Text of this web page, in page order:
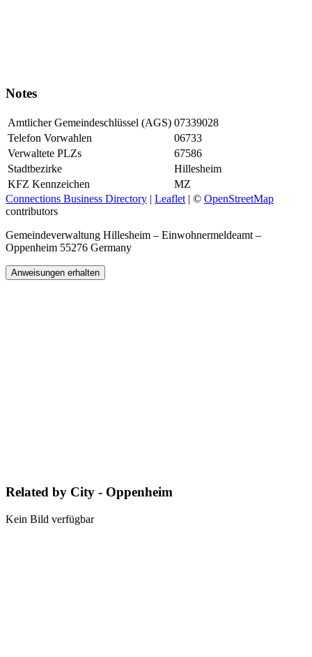
Notes
Amtlicher Gemeindeschlüssel (AGS) 07339028
Telefon Vorwahlen
06733
Verwaltete PLZs
67586
Stadtbezirke
Hillesheim
KFZ Kennzeichen
MZ
Connections Business Directory | Leaflet | © OpenStreetMap
contributors
Gemeindeverwaltung Hillesheim – Einwohnermeldeamt –
Oppenheim 55276 Germany
Anweisungen erhalten
Related by City - Oppenheim
Kein Bild verfügbar